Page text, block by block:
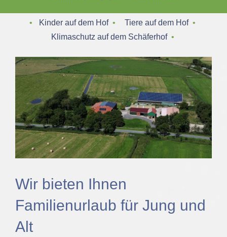
‌ • ‌ Kinder auf dem Hof ‌ • ‌ Tiere auf dem Hof ‌ • ‌
Klimaschutz auf dem Schäferhof ‌ • ‌
Wir bieten Ihnen
Familienurlaub für Jung und
Alt